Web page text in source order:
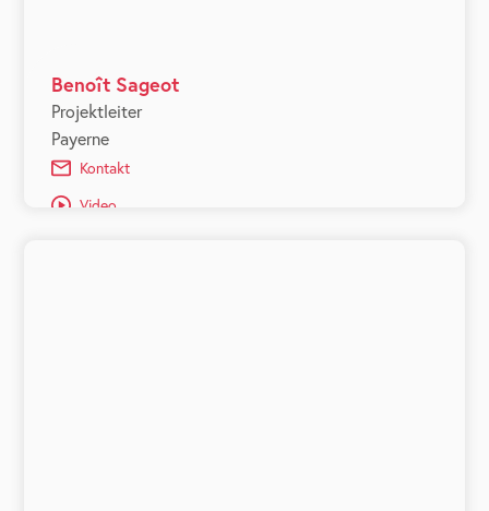
Benoît Sageot
Projektleiter
Payerne
Kontakt
Video